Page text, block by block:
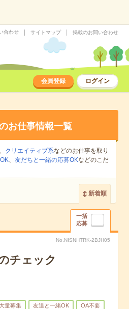
合わせ サイトマップ 掲載のお問い合わせ
会員登録 ログイン
お仕事情報一覧
クリエイティブ系などのお仕事を取り
、 友だちと一緒の応募OKなどのこだ
新着順
一括
応募
No.NISNHTRK-2BJH05
チェック
量募集 友達と一緒OK OA不要